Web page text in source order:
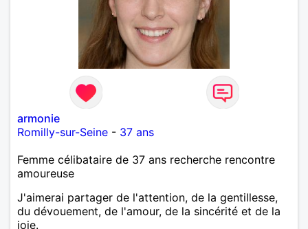
armonie
Romilly-sur-Seine - 37 ans
Femme célibataire de 37 ans recherche rencontre
amoureuse
J'aimerai partager de l'attention, de la gentillesse,
du dévouement, de l'amour, de la sincérité et de la
joie.